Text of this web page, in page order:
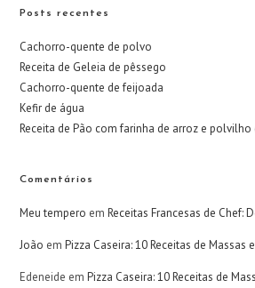
Posts recentes
Cachorro-quente de polvo
Receita de Geleia de pêssego
Cachorro-quente de feijoada
Kefir de água
Receita de Pão com farinha de arroz e
Comentários
Meu tempero emReceitas Francesas de Chef:
João emPizza Caseira: 10 Receitas de Massas
Edeneide emPizza Caseira: 10 Receitas de